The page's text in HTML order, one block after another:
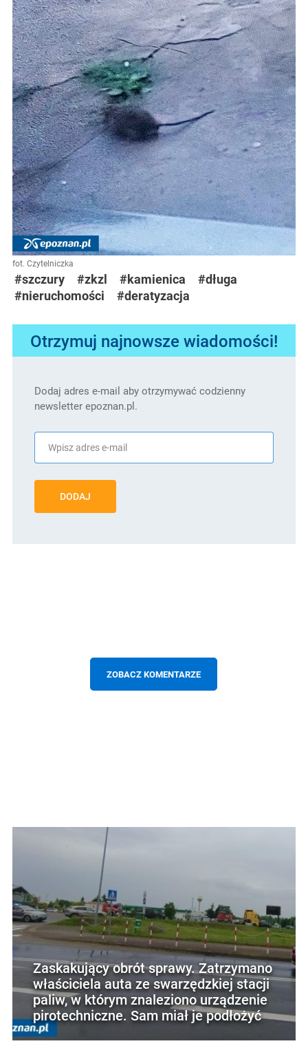
fot. Czytelniczka
#szczury #zkzl #kamienica
#długa
#nieruchomości
#deratyzacja
Otrzymuj najnowsze wiadomości!
Dodaj adres e-mail aby otrzymywać codzienny
newsletter epoznan.pl.
DODAJ
ZOBACZ KOMENTARZE
Zaskakujący obrót sprawy. Zatrzymano
właściciela auta ze swarzędzkiej stacji
paliw, w którym znaleziono urządzenie
pirotechniczne. Sam miał je podłożyć